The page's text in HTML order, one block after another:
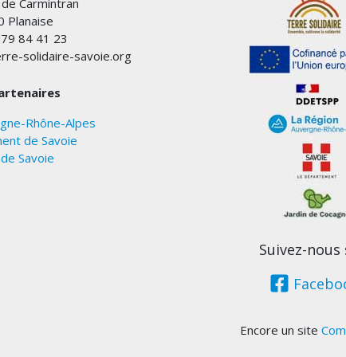
Carmintran
Planaise
84 41 23
solidaire-savoie.org
Rhône-Alpes
de Savoie
Savoie
Suivez-nous
Encore un site